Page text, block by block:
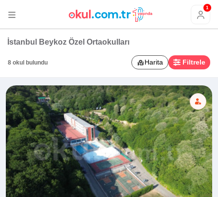
1
İstanbul Beykoz Özel Ortaokulları
8 okul bulundu Harita Filtrele